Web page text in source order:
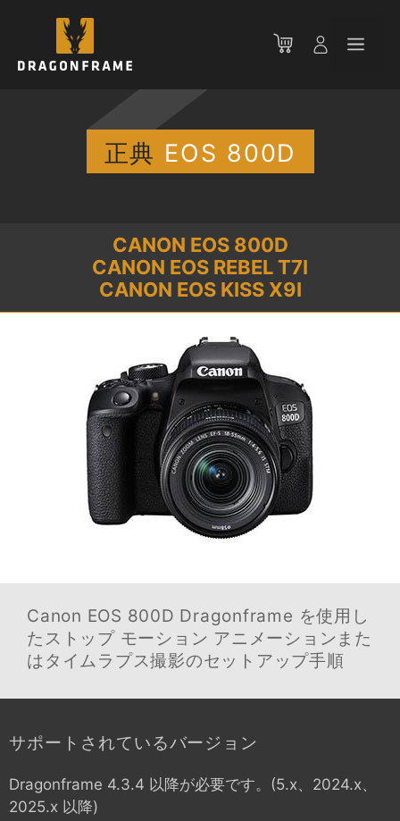
メ
正典 EOS 800D
CANON EOS 800D
CANON EOS REBEL T7I
CANON EOS KISS X9I
Canon EOS 800D Dragonframe を使用し
たストップ モーション アニメーションまた
はタイムラプス撮影のセットアップ手順
サポートされているバージョン
Dragonframe 4.3.4 以降が必要です。(5.x、2024.x、
2025.x 以降)